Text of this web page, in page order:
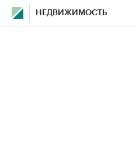
НЕДВИЖИМОСТЬ